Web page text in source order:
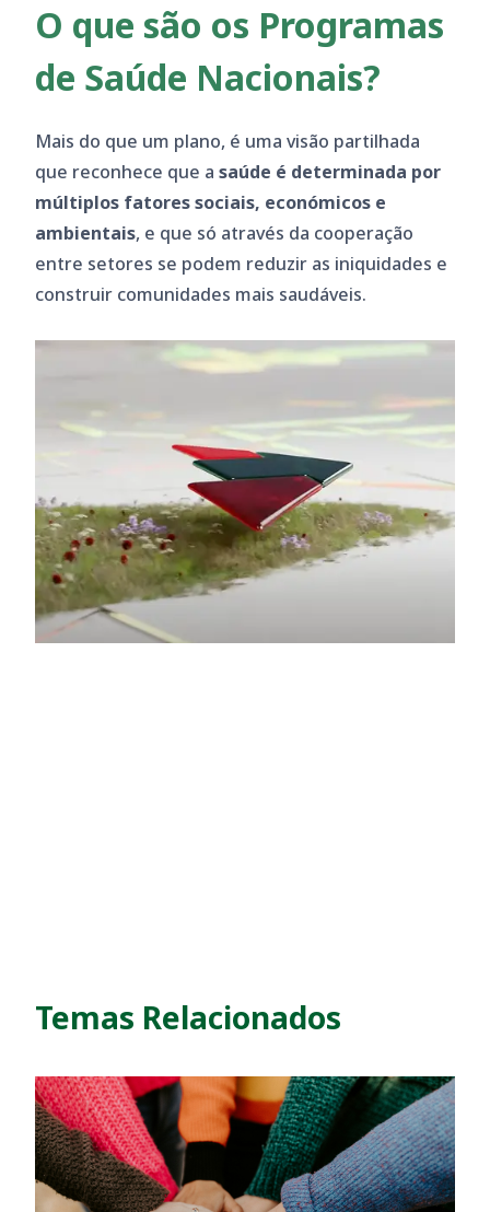
O que são os Programas
de Saúde Nacionais?
Mais do que um plano, é uma visão partilhada
que reconhece que a saúde é determinada por
múltiplos fatores sociais, económicos e
ambientais, e que só através da cooperação
entre setores se podem reduzir as iniquidades e
construir comunidades mais saudáveis.
Temas Relacionados